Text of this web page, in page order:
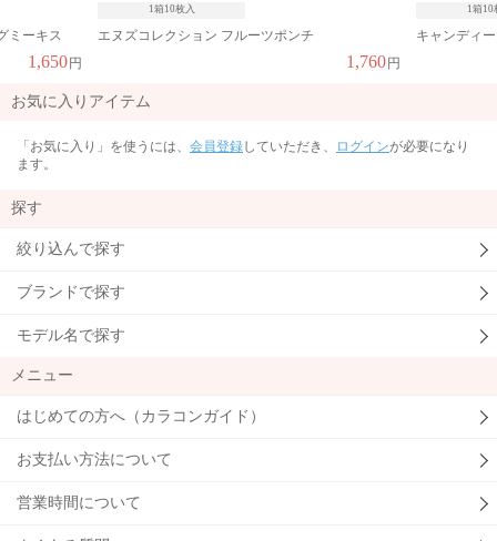
1,760円
1箱10枚入
キャンディーマジックワンデー キングブラウン
1,958円
1箱
ネオサイト
お気に入りアイテム
「お気に入り」を使うには、 会員登録していただき、 ログインが必要になり
ます。
探す
絞り込んで探す
ブランドで探す
モデル名で探す
メニュー
はじめての方へ（カラコンガイド）
お支払い方法について
営業時間について